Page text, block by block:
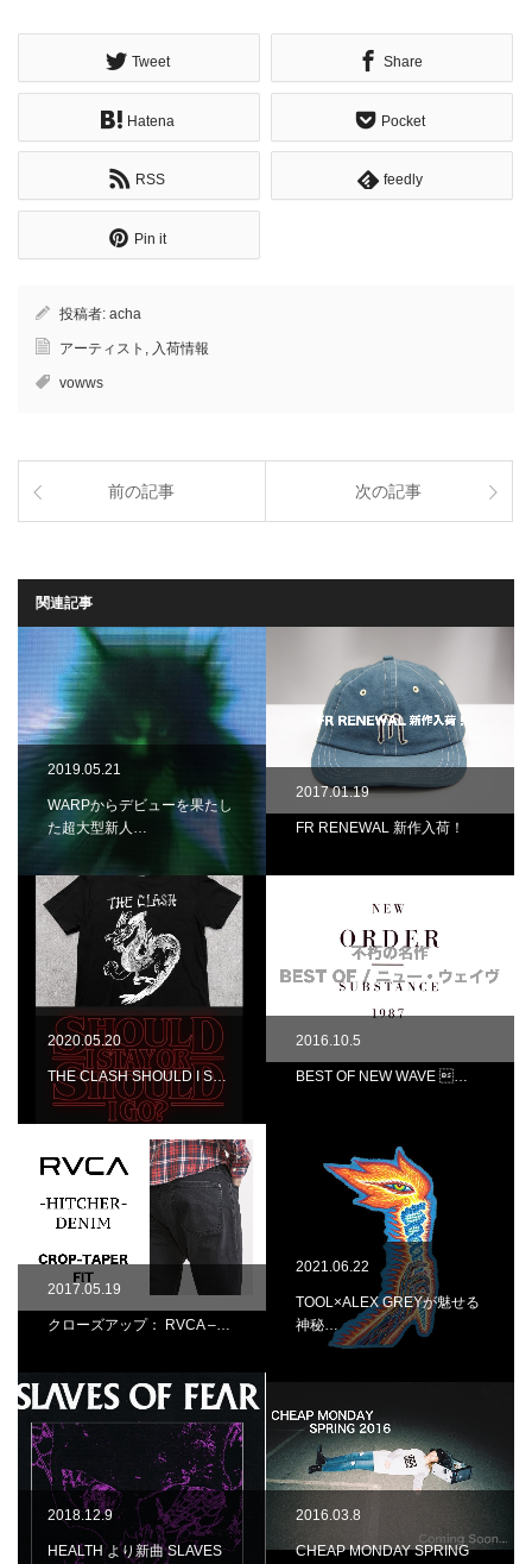
Tweet Share
Hatena Pocket
RSS feedly
Pin it
投稿者: acha
アーティスト , 入荷情報
vowws
前の記事 次の記事
関連記事
2019.05.21
WARPからデビューを果たし
た超大型新人…
2017.01.19
FR RENEWAL 新作入荷！
2020.05.20
THE CLASH SHOULD I S…
2016.10.5
BEST OF NEW WAVE …
2017.05.19
クローズアップ： RVCA –…
2021.06.22
TOOL×ALEX GREYが魅せる
神秘…
2018.12.9
HEALTH より新曲 SLAVES
2016.03.8
CHEAP MONDAY SPRING